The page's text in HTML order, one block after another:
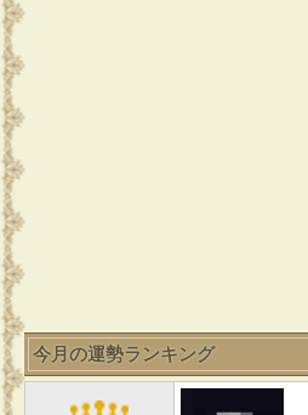
今月の運勢ランキング